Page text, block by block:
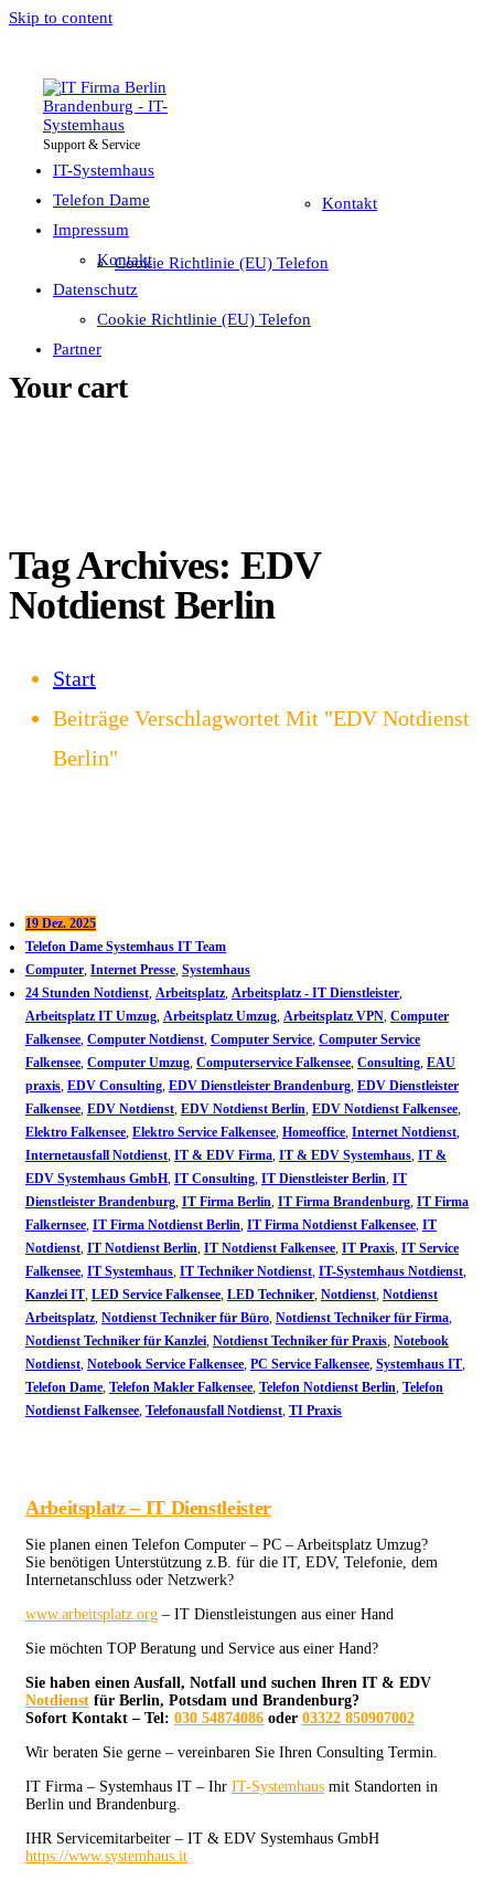
Skip to content
Support & Service
IT-Systemhaus
Kontakt
Datenschutz
Cookie Richtlinie (EU) Telefon
IT-Systemhaus
Telefon Dame
Impressum
Kontakt
Datenschutz
Cookie Richtlinie (EU) Telefon
Partner
Your cart
Tag Archives: EDV
Notdienst Berlin
Start
Beiträge Verschlagwortet Mit "EDV Notdienst
Berlin"
19 Dez. 2025
Telefon Dame Systemhaus IT Team
Computer Internet Presse Systemhaus
24 Stunden Notdienst Arbeitsplatz Arbeitsplatz - IT Dienstleister
Arbeitsplatz IT Umzug Arbeitsplatz Umzug Arbeitsplatz VPN Computer
Falkensee Computer Notdienst Computer Service Computer Service
Falkensee Computer Umzug Computerservice Falkensee Consulting EAU
praxis EDV Consulting EDV Dienstleister Brandenburg EDV Dienstleister
Falkensee EDV Notdienst EDV Notdienst Berlin EDV Notdienst Falkensee
Elektro Falkensee Elektro Service Falkensee Homeoffice Internet Notdienst
Internetausfall Notdienst IT & EDV Firma IT & EDV Systemhaus IT &
EDV Systemhaus GmbH IT Consulting IT Dienstleister Berlin IT
Dienstleister Brandenburg IT Firma Berlin IT Firma Brandenburg IT Firma
Falkernsee IT Firma Notdienst Berlin IT Firma Notdienst Falkensee IT
Notdienst IT Notdienst Berlin IT Notdienst Falkensee IT Praxis IT Service
Falkensee IT Systemhaus IT Techniker Notdienst IT-Systemhaus Notdienst
Kanzlei IT LED Service Falkensee LED Techniker Notdienst Notdienst
Arbeitsplatz Notdienst Techniker für Büro Notdienst Techniker für Firma
Notdienst Techniker für Kanzlei Notdienst Techniker für Praxis Notebook
Notdienst Notebook Service Falkensee PC Service Falkensee Systemhaus IT
Telefon Dame Telefon Makler Falkensee Telefon Notdienst Berlin Telefon
Notdienst Falkensee Telefonausfall Notdienst TI Praxis
Arbeitsplatz – IT Dienstleister
Sie planen einen Telefon Computer – PC – Arbeitsplatz Umzug?
Sie benötigen Unterstützung z.B. für die IT, EDV, Telefonie, dem
Internetanschluss oder Netzwerk?
www.arbeitsplatz.org – IT Dienstleistungen aus einer Hand
Sie möchten TOP Beratung und Service aus einer Hand?
Sie haben einen Ausfall, Notfall und suchen Ihren IT & EDV
Notdienst für Berlin, Potsdam und Brandenburg?
Sofort Kontakt – Tel: 030 54874086 oder 03322 850907002
Wir beraten Sie gerne – vereinbaren Sie Ihren Consulting Termin.
IT Firma – Systemhaus IT – Ihr IT-Systemhaus mit Standorten in
Berlin und Brandenburg.
IHR Servicemitarbeiter – IT & EDV Systemhaus GmbH
https://www.systemhaus.it